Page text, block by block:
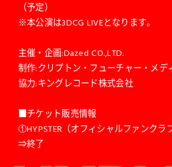
（予定）
※本公演は3DCG LIVEとなります。
主催・企画:Dazed CO.,LTD.
制作:クリプトン・フューチャー・メデ
協力:キングレコード株式会社
■チケット販売情報
①HYPSTER（オフィシャルファンクラ
⇒終了